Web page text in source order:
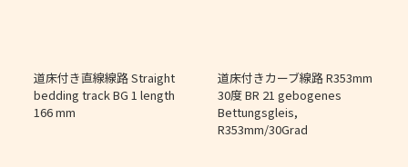
道床付き直線線路 Straight
bedding track BG 1 length
166 mm
道床付きカーブ線路 R353mm
30度 BR 21 gebogenes
Bettungsgleis,
R353mm/30Grad